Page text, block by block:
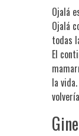
Ojalá
Ojalá
todas
El
la